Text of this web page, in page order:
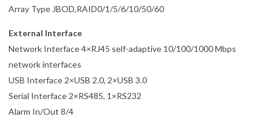
Array Type JBOD,RAID0/1/5/6/10/50/60
External Interface
Network Interface 4×RJ45 self-adaptive 10/100/1000 Mbps
network interfaces
USB Interface 2×USB 2.0, 2×USB 3.0
Serial Interface 2×RS485, 1×RS232
Alarm In/Out 8/4